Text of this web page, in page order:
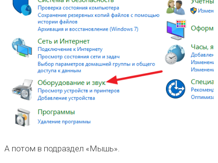
А потом в подраздел «Мышь».